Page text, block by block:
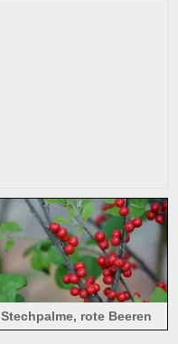
Stechpalme, rote Beeren